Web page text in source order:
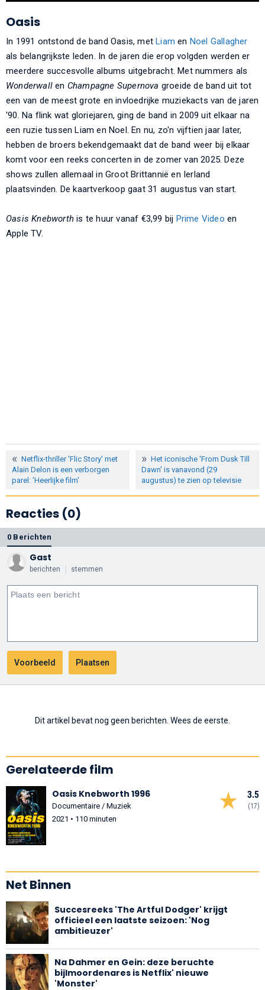
Oasis
In 1991 ontstond de band Oasis, metLiam en Noel Gallagher
als belangrijkste leden. In de jaren die erop volgden werden er
meerdere succesvolle albums uitgebracht. Met nummers als
Wonderwall en Champagne Supernova groeide de band uit tot
een van de meest grote en invloedrijke muziekacts van de jaren
'90. Na flink wat gloriejaren, ging de band in 2009 uit elkaar na
een ruzie tussen Liam en Noel. En nu, zo'n vijftien jaar later,
hebben de broers bekendgemaakt dat de band weer bij elkaar
komt voor een reeks concerten in de zomer van 2025. Deze
shows zullen allemaal in Groot Brittannië en Ierland
plaatsvinden. De kaartverkoop gaat 31 augustus van start.
Oasis Knebworth is te huur vanaf €3,99 bij Prime Video en
Apple TV.
Netflix-thriller 'Flic Story' met
Alain Delon is een verborgen
parel: 'Heerlijke film'
Het iconische 'From Dusk Till
Dawn' is vanavond (29
augustus) te zien op televisie
Reacties (0)
0 Berichten
Gast
berichten stemmen
Dit artikel bevat nog geen berichten. Wees de eerste.
Gerelateerde film
3.5
(17)
Oasis Knebworth 1996
Documentaire / Muziek
2021 • 110 minuten
Net Binnen
Succesreeks 'The Artful Dodger' krijgt
officieel een laatste seizoen: 'Nog
ambitieuzer'
Na Dahmer en Gein: deze beruchte
bijlmoordenares is Netflix' nieuwe
'Monster'